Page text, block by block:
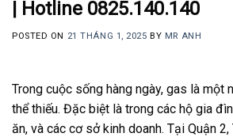
| Hotline 0825.140.140
POSTED ON 21 THÁNG 1, 2025 BY MR ANH
Trong cuộc sống hàng ngày, gas là một
thể thiếu. Đặc biệt là trong các hộ gia
ăn, và các cơ sở kinh doanh. Tại Quận